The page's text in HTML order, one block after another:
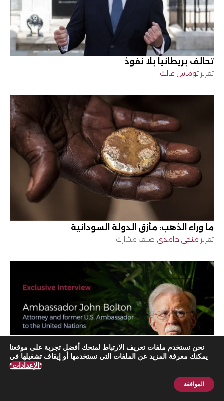
تحالف بريطانيا بلا نفوذ
تقرير توماس فالك
ما وراء الذهب: مأزق الدولة السودانية
تقرير منجي حامدي ضيف مشارك
بولتون: الجيش الإيراني قد يحكم بعد سقوط النظام
اشترك الآن
نحن نستخدم ملفات تعريف الارتباط لمنحك أفضل تجربة على موقعنا
يمكنك معرفة المزيد عن الملفات التي نستخدمها أو إيقاف تشغيلها في
*الإعدادات*
الموافقة